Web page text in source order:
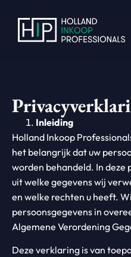
Inleiding
Holland Inkoop
het belangrijk dat uw
worden behandeld. In
uit welke gegevens wij
en welke rechten u heeft.
persoonsgegevens in
Algemene Verordening
Deze verklaring is van